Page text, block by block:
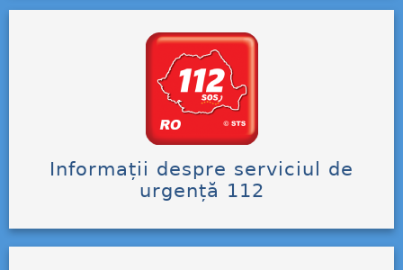
Informații despre serviciul de
urgență 112